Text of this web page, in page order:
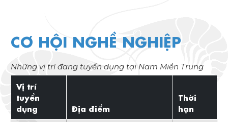
CƠ HỘI NGHỀ NGHIỆP
Những vị trí đang tuyển dụng tại Nam Miền Trung
Vị trí
tuyển
dụng
Địa điểm
Thời
hạn